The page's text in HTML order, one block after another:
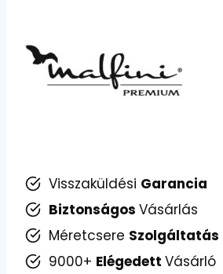
Visszaküldési Garancia
Biztonságos Vásárlás
Méretcsere Szolgáltatás
9000+ Elégedett Vásárló